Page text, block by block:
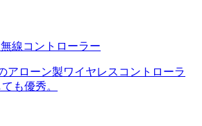
線コントローラー
アローン製ワイヤレスコントローラ
も優秀。